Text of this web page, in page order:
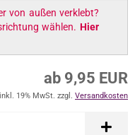
von außen verklebt?
wählen. Hier
ab 9,95 EUR
inkl. 19% MwSt. zzgl. Versandkosten